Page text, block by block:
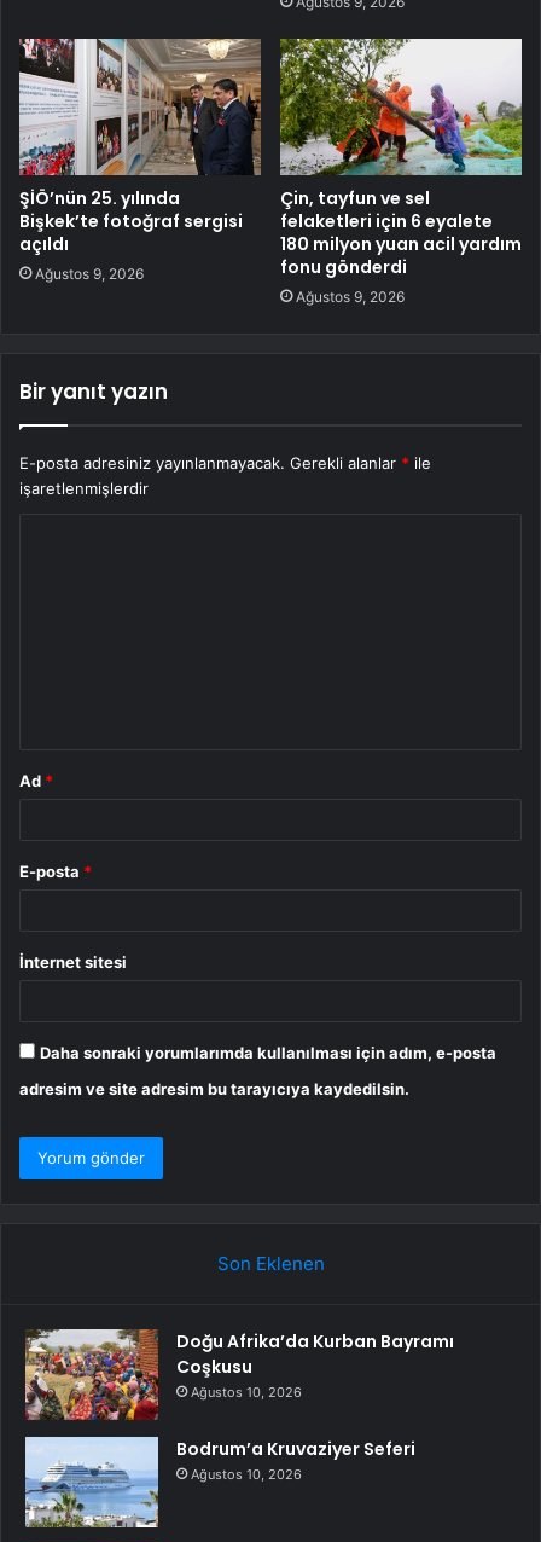
ŞİÖ’nün 25. yılında
Bişkek’te fotoğraf sergisi
açıldı
Ağustos 9, 2026
Çin, tayfun ve sel
felaketleri için 6 eyalete
180 milyon yuan acil yardım
fonu gönderdi
Ağustos 9, 2026
Bir yanıt yazın
E-posta adresiniz yayınlanmayacak. Gerekli alanlar * ile
işaretlenmişlerdir
Ad *
E-posta *
İnternet sitesi
Daha sonraki yorumlarımda kullanılması için adım, e-posta
adresim ve site adresim bu tarayıcıya kaydedilsin.
Son Eklenen
Doğu Afrika’da Kurban Bayramı
Coşkusu
Ağustos 10, 2026
Bodrum’a Kruvaziyer Seferi
Ağustos 10, 2026